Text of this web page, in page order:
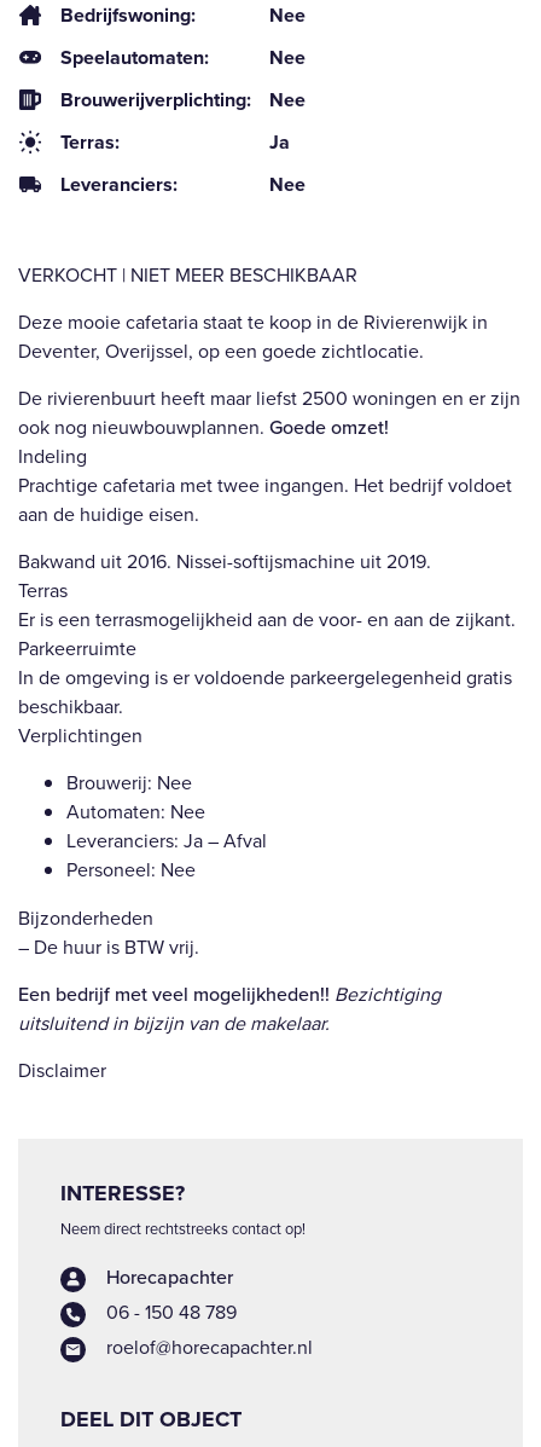
Bedrijfswoning:
Nee
Speelautomaten:
Nee
Brouwerijverplichting:
Nee
Terras:
Ja
Leveranciers:
Nee
VERKOCHT | NIET MEER BESCHIKBAAR
Deze mooie cafetaria staat te koop in de Rivierenwijk in
Deventer, Overijssel, op een goede zichtlocatie.
De rivierenbuurt heeft maar liefst 2500 woningen en er zijn
ook nog nieuwbouwplannen. Goede omzet!
Indeling
Prachtige cafetaria met twee ingangen. Het bedrijf voldoet
aan de huidige eisen.
Bakwand uit 2016. Nissei-softijsmachine uit 2019.
Terras
Er is een terrasmogelijkheid aan de voor- en aan de zijkant.
Parkeerruimte
In de omgeving is er voldoende parkeergelegenheid gratis
beschikbaar.
Verplichtingen
Brouwerij: Nee
Automaten: Nee
Leveranciers: Ja – Afval
Personeel: Nee
Bijzonderheden
– De huur is BTW vrij.
Een bedrijf met veel mogelijkheden!! Bezichtiging
uitsluitend in bijzijn van de makelaar.
Disclaimer
INTERESSE?
Neem direct rechtstreeks contact op!
Horecapachter
06 - 150 48 789
roelof@horecapachter.nl
DEEL DIT OBJECT